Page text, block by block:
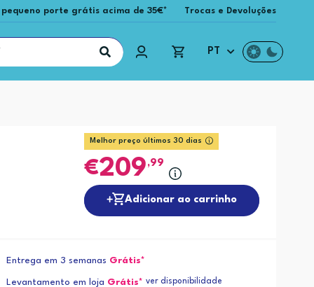
porte grátis acima de 35€* Trocas e Devoluções
PT
Melhor preço últimos 30 dias
209 ,99
Adicionar ao carrinho
Entrega em 3 semanas Grátis*
Levantamento em loja Grátis* ver disponibilidade